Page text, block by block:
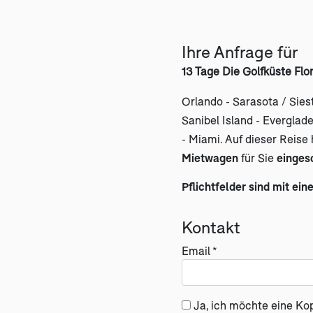
Ihre Anfrage für
13 Tage Die Golfküste
Orlando - Sarasota /
Sanibel Island -
- Miami. Auf dieser
Mietwagen für Sie
Pflichtfelder sind mit
Kontakt
Email *
Ja, ich möchte eine